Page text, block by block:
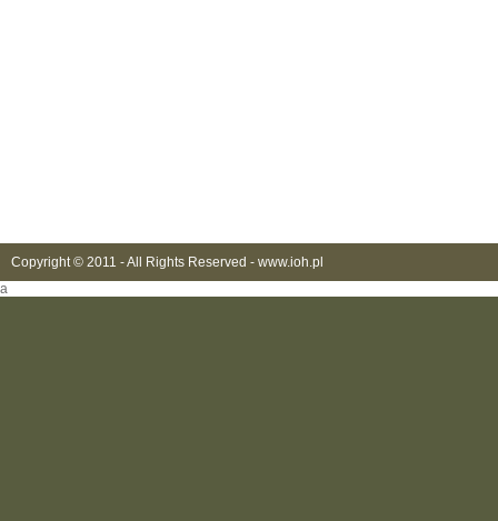
Copyright © 2011 - All Rights Reserved - www.ioh.pl
a